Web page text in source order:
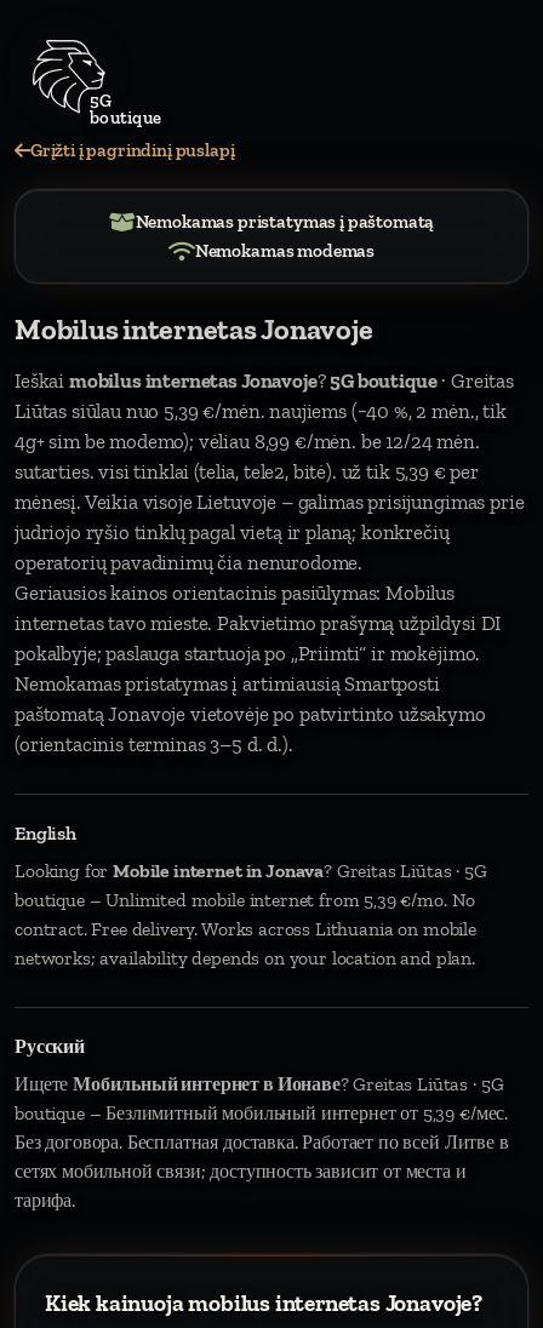
Grįžti į pagrindinį puslapį
Nemokamas pristatymas į paštomatą
Nemokamas modemas
Mobilus internetas Jonavoje
Ieškai mobilus internetas Jonavoje?5G boutique· Greitas
Liūtas siūlau nuo 5,39 €/mėn. naujiems (−40 %, 2 mėn., tik
4g+ sim be modemo); vėliau 8,99 €/mėn. be 12/24 mėn.
sutarties. visi tinklai (telia, tele2, bitė). už tik 5,39 € per
mėnesį. Veikia visoje Lietuvoje – galimas prisijungimas prie
judriojo ryšio tinklų pagal vietą ir planą; konkrečių
operatorių pavadinimų čia nenurodome.
Geriausios kainos orientacinis pasiūlymas: Mobilus
internetas tavo mieste. Pakvietimo prašymą užpildysi DI
pokalbyje; paslauga startuoja po „Priimti“ ir mokėjimo.
Nemokamas pristatymas į artimiausią Smartposti
paštomatą Jonavoje vietovėje po patvirtinto užsakymo
(orientacinis terminas 3–5 d. d.).
English
Looking forMobile internet in Jonava? Greitas Liūtas · 5G
boutique – Unlimited mobile internet from 5,39 €/mo. No
contract. Free delivery. Works across Lithuania on mobile
networks; availability depends on your location and plan.
Русский
ИщетеМобильный интернет в Ионаве? Greitas Liūtas · 5G
boutique – Безлимитный мобильный интернет от 5,39 €/мес.
Без договора. Бесплатная доставка. Работает по всей Литве в
сетях мобильной связи; доступность зависит от места и
тарифа.
Kiek kainuoja mobilus internetas Jonavoje?